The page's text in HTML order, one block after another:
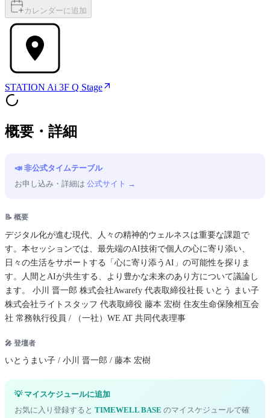
カレンダーに追加
STATION Ai 3F Q Stage
概要・詳細
📣 非公式タイムテーブル
お申し込み・詳細は 公式サイト →
📝 概要
デジタル化が進む現代、人々の精神的ウェルネスは重要な課題で
す。本セッションでは、最先端のAI技術で個人の心に寄り添い、
日々の生活をサポートする「心に寄り添うAI」の可能性を探りま
す。人間とAIが共生する、より豊かな未来のあり方について議論し
ます。 小川 晋一郎 株式会社Awarefy 代表取締役社長 いとう まい子
株式会社ライトスタッフ 代表取締役 藤本 宏樹 住友生命保険相互会
社 常務執行役員 / （一社）WE AT 共同代表理事
🎤 登壇者
いとうまい子 / 小川 晋一郎 / 藤本 宏樹
💡 マイスケジュールに追加
お気に入り登録すると TIMEWELL BASE のマイスケジュールで確